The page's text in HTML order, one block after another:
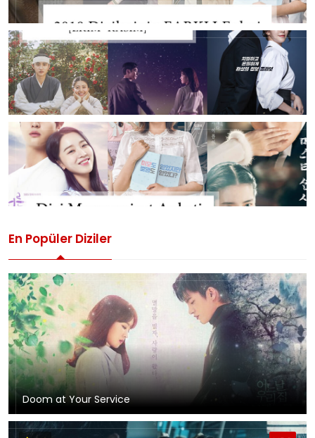
En Popüler Diziler
Doom at Your Service